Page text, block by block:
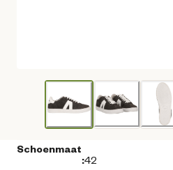
Schoenmaat
:42